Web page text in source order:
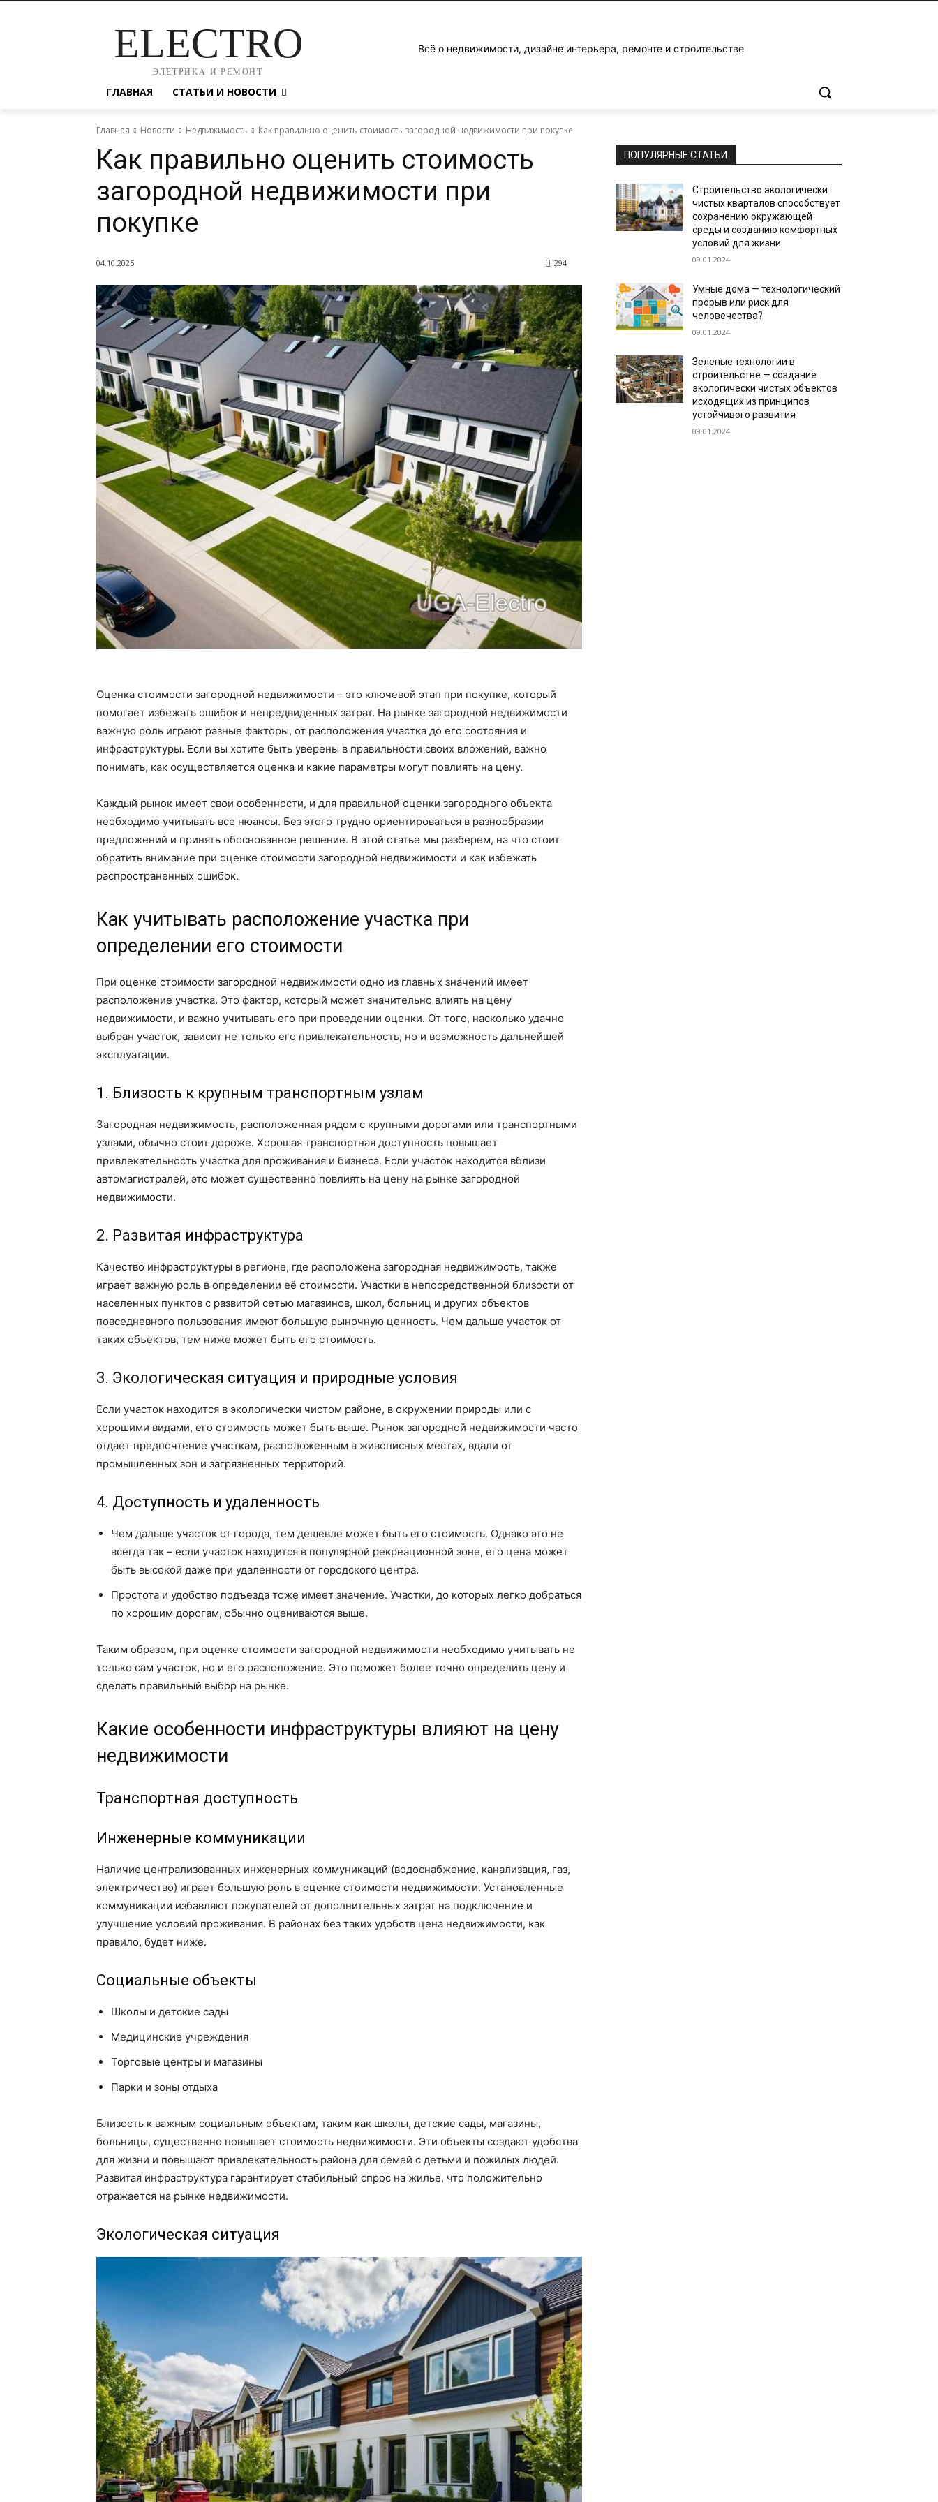
ELECTRO
ЭЛЕТРИКА И РЕМОНТ
Всё о недвижимости, дизайне интерьера, ремонте и строительстве
ГЛАВНАЯ СТАТЬИ И НОВОСТИ
Главная Новости Недвижимость Как правильно оценить стоимость загородной недвижимости при покупке
Как правильно оценить стоимость
загородной недвижимости при
покупке
04.10.2025 294
Оценка стоимости загородной недвижимости – это ключевой этап при покупке, который
помогает избежать ошибок и непредвиденных затрат. На рынке загородной недвижимости
важную роль играют разные факторы, от расположения участка до его состояния и
инфраструктуры. Если вы хотите быть уверены в правильности своих вложений, важно
понимать, как осуществляется оценка и какие параметры могут повлиять на цену.
Каждый рынок имеет свои особенности, и для правильной оценки загородного объекта
необходимо учитывать все нюансы. Без этого трудно ориентироваться в разнообразии
предложений и принять обоснованное решение. В этой статье мы разберем, на что стоит
обратить внимание при оценке стоимости загородной недвижимости и как избежать
распространенных ошибок.
Как учитывать расположение участка при
определении его стоимости
При оценке стоимости загородной недвижимости одно из главных значений имеет
расположение участка. Это фактор, который может значительно влиять на цену
недвижимости, и важно учитывать его при проведении оценки. От того, насколько удачно
выбран участок, зависит не только его привлекательность, но и возможность дальнейшей
эксплуатации.
1. Близость к крупным транспортным узлам
Загородная недвижимость, расположенная рядом с крупными дорогами или транспортными
узлами, обычно стоит дороже. Хорошая транспортная доступность повышает
привлекательность участка для проживания и бизнеса. Если участок находится вблизи
автомагистралей, это может существенно повлиять на цену на рынке загородной
недвижимости.
2. Развитая инфраструктура
Качество инфраструктуры в регионе, где расположена загородная недвижимость, также
играет важную роль в определении её стоимости. Участки в непосредственной близости от
населенных пунктов с развитой сетью магазинов, школ, больниц и других объектов
повседневного пользования имеют большую рыночную ценность. Чем дальше участок от
таких объектов, тем ниже может быть его стоимость.
3. Экологическая ситуация и природные условия
Если участок находится в экологически чистом районе, в окружении природы или с
хорошими видами, его стоимость может быть выше. Рынок загородной недвижимости часто
отдает предпочтение участкам, расположенным в живописных местах, вдали от
промышленных зон и загрязненных территорий.
4. Доступность и удаленность
Чем дальше участок от города, тем дешевле может быть его стоимость. Однако это не
всегда так – если участок находится в популярной рекреационной зоне, его цена может
быть высокой даже при удаленности от городского центра.
Простота и удобство подъезда тоже имеет значение. Участки, до которых легко добраться
по хорошим дорогам, обычно оцениваются выше.
Таким образом, при оценке стоимости загородной недвижимости необходимо учитывать не
только сам участок, но и его расположение. Это поможет более точно определить цену и
сделать правильный выбор на рынке.
Какие особенности инфраструктуры влияют на цену
недвижимости
Транспортная доступность
Инженерные коммуникации
Наличие централизованных инженерных коммуникаций (водоснабжение, канализация, газ,
электричество) играет большую роль в оценке стоимости недвижимости. Установленные
коммуникации избавляют покупателей от дополнительных затрат на подключение и
улучшение условий проживания. В районах без таких удобств цена недвижимости, как
правило, будет ниже.
Социальные объекты
Школы и детские сады
Медицинские учреждения
Торговые центры и магазины
Парки и зоны отдыха
Близость к важным социальным объектам, таким как школы, детские сады, магазины,
больницы, существенно повышает стоимость недвижимости. Эти объекты создают удобства
для жизни и повышают привлекательность района для семей с детьми и пожилых людей.
Развитая инфраструктура гарантирует стабильный спрос на жилье, что положительно
отражается на рынке недвижимости.
Экологическая ситуация
ПОПУЛЯРНЫЕ СТАТЬИ
Строительство экологически
чистых кварталов способствует
сохранению окружающей
среды и созданию комфортных
условий для жизни
09.01.2024
Умные дома — технологический
прорыв или риск для
человечества?
09.01.2024
Зеленые технологии в
строительстве — создание
экологически чистых объектов
исходящих из принципов
устойчивого развития
09.01.2024